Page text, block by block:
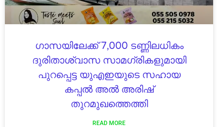
ഗാസയിലേക്ക് 7,000 ടണ്ണിലധികം
ദുരിതാശ്വാസ സാമഗ്രികളുമായി
പുറപ്പെട്ട യുഎഇയുടെ സഹായ
കപ്പൽ അൽ അരിഷ്
തുറമുഖത്തെത്തി
READ MORE